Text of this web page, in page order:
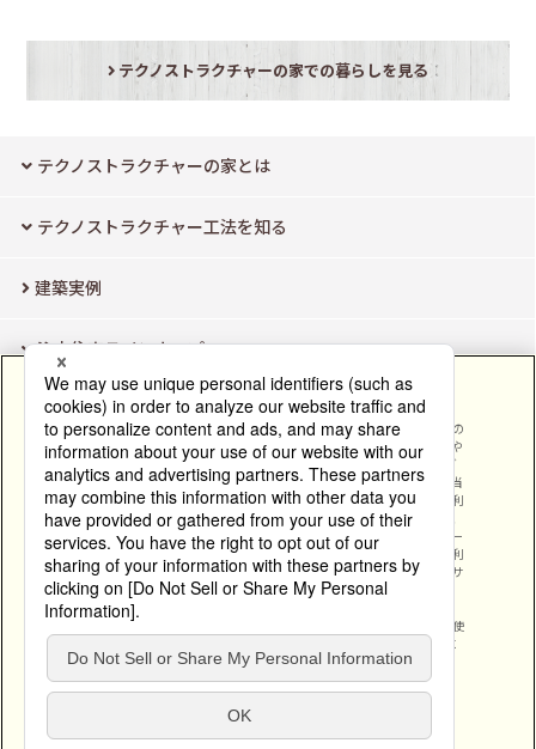
テクノストラクチャーの家での暮らしを見る
テクノストラクチャーの家とは
テクノストラクチャー工法を知る
建築実例
注文住宅ラインナップ
モデルハウス検索
よくあるご質問
企業情報
お問い合わせ・資料請求
サイトのご利用にあたって
ウェブアクセシビリティ方針
個人情報保護方針
会員店専用ページ
Area/Country
パナソニック アーキスケルトンデザイン株式会社
すべてのクッキーを受け入れますか？
当社では、当社ウェブサイトにおけるお客様の利便性を向上、ウェブサイトの
品質保持・改善のためにトラフィックを計測・分析、また、マーケティングや
お客様のご興味・ご関心に合わせパーソナライズされたコンテンツ/広告をご
提供すること等を目的に、クッキー等を使用しています。当社は、お客様の当
社ウェブサイトの利用に関する情報を、当社が収集した情報と組み合わせて利
用することがあります。また、当社の広告・分析パートナーと共有しており、
それらのパートナーでは、当社が共有した情報と、お客様が直接それらのパー
トナーに提供した情報、もしくはそれらのパートナーが提供するサービスを利
用した際に収集した情報と組み合わせ利用することがあります。当社ウェブサ
イトにおけるクッキー等の使用については、拒否/制限をすることが可能で
す。クッキー等の拒否/制限をするにあたっては、「詳細設定」をクリック
し、クッキーの設定についてカスタマイズしてください。なお、クッキーの使
用について拒否/制限をされた場合、当社ウェブサイトの機能の一部が適切に
提供されない場合があります。 クッキーポリシー